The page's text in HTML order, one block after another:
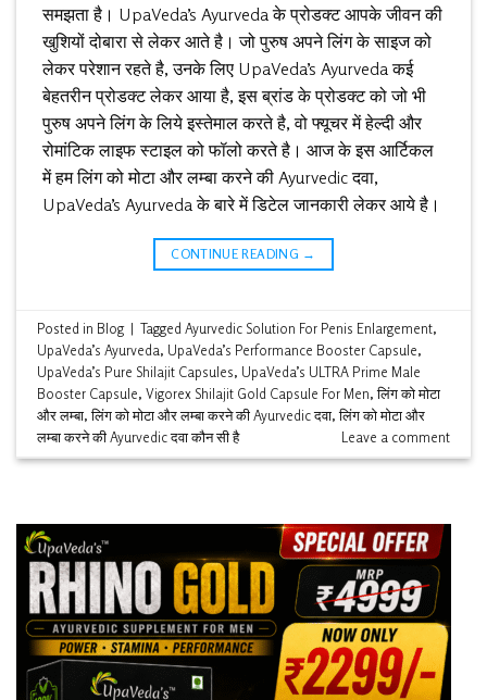
समझता है। UpaVeda’s Ayurveda के प्रोडक्ट आपके जीवन की
खुशियों दोबारा से लेकर आते है। जो पुरुष अपने लिंग के साइज को
लेकर परेशान रहते है, उनके लिए UpaVeda’s Ayurveda कई
बेहतरीन प्रोडक्ट लेकर आया है, इस ब्रांड के प्रोडक्ट को जो भी
पुरुष अपने लिंग के लिये इस्तेमाल करते है, वो फ्यूचर में हेल्दी और
रोमांटिक लाइफ स्टाइल को फॉलो करते है। आज के इस आर्टिकल
में हम लिंग को मोटा और लम्बा करने की Ayurvedic दवा,
UpaVeda’s Ayurveda के बारे में डिटेल जानकारी लेकर आये है।
CONTINUE READING →
Posted in Blog | TaggedAyurvedic Solution For Penis Enlargement,
UpaVeda’s Ayurveda, UpaVeda’s Performance Booster Capsule,
UpaVeda’s Pure Shilajit Capsules, UpaVeda’s ULTRA Prime Male
Booster Capsule,Vigorex Shilajit Gold Capsule For Men,लिंग को मोटा
और लम्बा,लिंग को मोटा और लम्बा करने की Ayurvedic दवा,लिंग को मोटा और
लम्बा करने की Ayurvedic दवा कौन सी है
Leave a comment